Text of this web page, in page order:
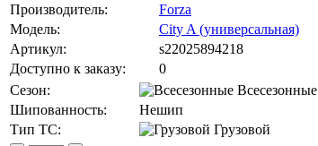
Производитель:
Forza
Модель:
City A (универсальная)
Артикул:
s22025894218
Доступно к заказу:
0
Сезон:
Всесезонные
Шипованность:
Нешип
Тип ТС:
Грузовой